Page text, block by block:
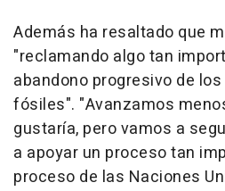
Además ha resaltado que
"reclamando algo tan
abandono progresivo de
fósiles". "Avanzamos
gustaría, pero vamos a
a apoyar un proceso tan
proceso de las Naciones